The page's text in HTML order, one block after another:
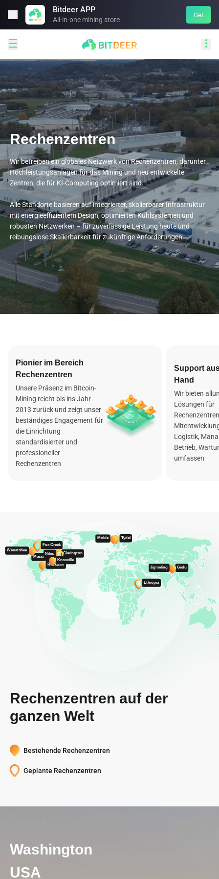
Bitdeer APP
All-in-one mining store
Get
 
Rechenzentren
Wir betreiben ein globales Netzwerk von Rechenzentren, darunter
Hochleistungsanlagen für das Mining und neu entwickelte
Zentren, die für KI-Computing optimiert sind.
Alle Standorte basieren auf integrierter, skalierbarer Infrastruktur
mit energieeffizientem Design, optimierten Kühlsystemen und
robusten Netzwerken – für zuverlässige Leistung heute und
reibungslose Skalierbarkeit für zukünftige Anforderungen.
Pionier im Bereich
Rechenzentren
Unsere Präsenz im Bitcoin-
Mining reicht bis ins Jahr
2013 zurück und zeigt unser
beständiges Engagement für
die Einrichtung
standardisierter und
professioneller
Rechenzentren
Support
Hand
Wir bieten
Lösungen für
Logistik,
Betrieb,
umfassen
Fox Creek
Clarington
Massillon
Ethiopia
Niles
Tydal
Molde
Gedu
Jigmeling
Wenatchee
Rockdale
Knoxville
Rechenzentren auf der
ganzen Welt
Bestehende Rechenzentren
Geplante Rechenzentren
Washington
USA
Texas
USA
Tennessee
USA
Molde
Norway
Tydal
Norway
Gedu
Bhutan
Jigmeling
Bhutan
Südostasien